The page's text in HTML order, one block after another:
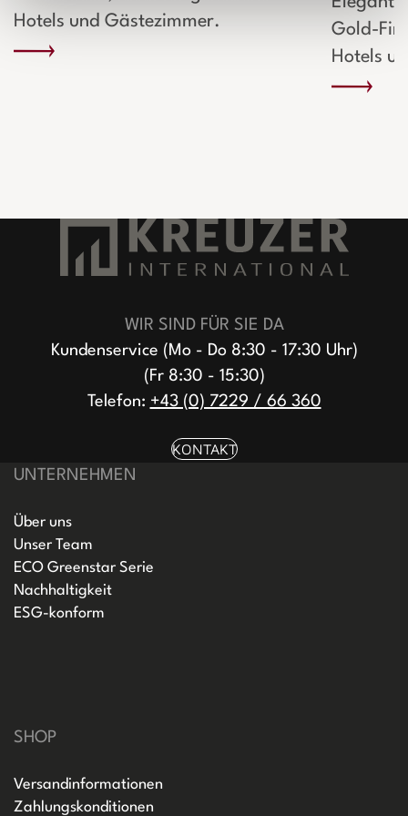
Hotels und Gästezimmer.
Gold-
Hotels
WIR SIND FÜR SIE DA
Kundenservice (Mo - Do 8:30 - 17:30 Uhr)
(Fr 8:30 - 15:30)
Telefon: +43 (0) 7229 / 66 360
KONTAKT
UNTERNEHMEN
Über uns
Unser Team
ECO Greenstar Serie
Nachhaltigkeit
ESG-konform
SHOP
Versandinformationen
Zahlungskonditionen